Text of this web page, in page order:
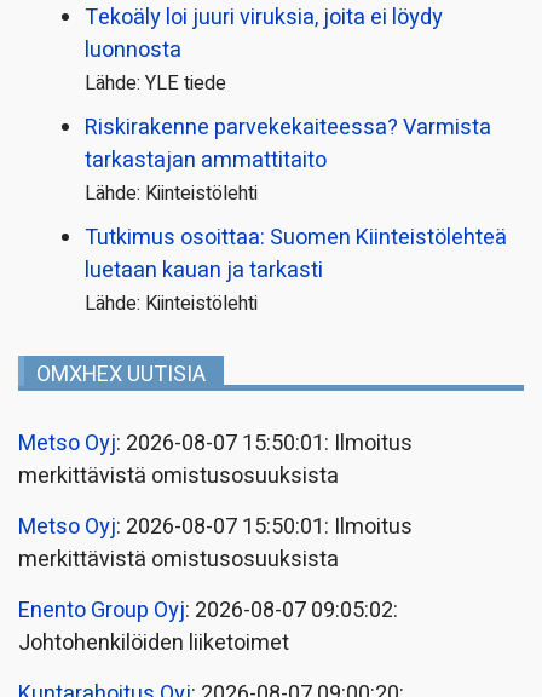
Tekoäly loi juuri viruksia, joita ei löydy
luonnosta
Lähde: YLE tiede
Riskirakenne parvekekaiteessa? Varmista
tarkastajan ammattitaito
Lähde: Kiinteistölehti
Tutkimus osoittaa: Suomen Kiinteistölehteä
luetaan kauan ja tarkasti
Lähde: Kiinteistölehti
OMXHEX UUTISIA
Metso Oyj: 2026-08-07 15:50:01: Ilmoitus
merkittävistä omistusosuuksista
Metso Oyj: 2026-08-07 15:50:01: Ilmoitus
merkittävistä omistusosuuksista
Enento Group Oyj: 2026-08-07 09:05:02:
Johtohenkilöiden liiketoimet